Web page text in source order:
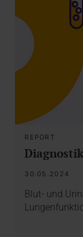
REPORT
30.05.2024
Blut- und